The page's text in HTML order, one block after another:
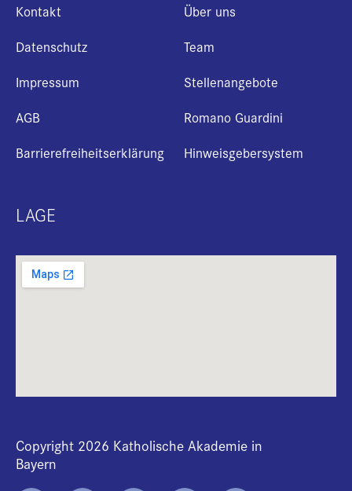
Kontakt
Datenschutz
Impressum
AGB
Barrierefreiheitserklärung
Über uns
Team
Stellenangebote
Romano Guardini
Hinweisgebersystem
LAGE
Copyright 2026 Katholische Akademie in
Bayern